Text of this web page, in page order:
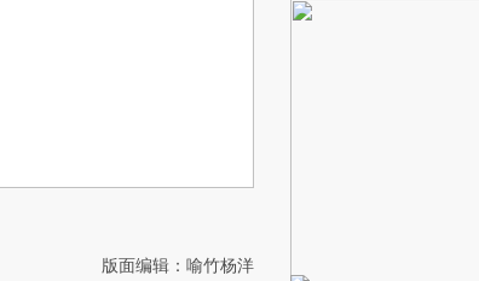
版面编辑：喻竹杨洋